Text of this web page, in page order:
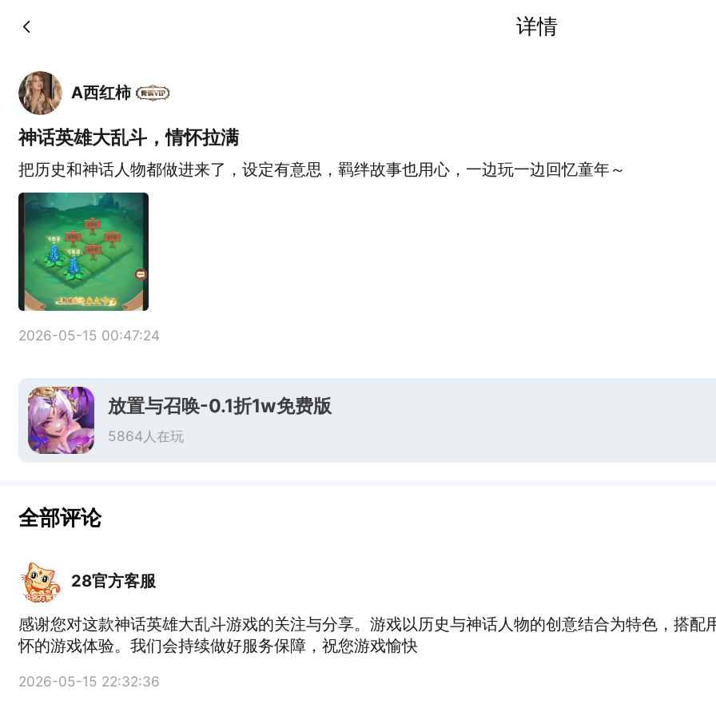
详情
A西红柿
神话英雄大乱斗，情怀拉满
把历史和神话人物都做进来了，设定有意思，羁绊故事也用心，一边玩一边回忆童年～
2026-05-15 00:47:24
放置与召唤-0.1折1w免费版
5864人在玩
全部评论
28官方客服
感谢您对这款神话英雄大乱斗游戏的关注与分享。游戏以历史与神话人物的创意结合为特色，搭
怀的游戏体验。我们会持续做好服务保障，祝您游戏愉快
2026-05-15 22:32:36